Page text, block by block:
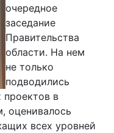
очередное
заседание
Правительства
области. На нем
не только
подводились
проектов в
оценивалось
всех уровней